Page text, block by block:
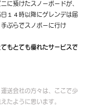
に預けたスノーボードが、
１４時以降にゲレンデは届
手ぶらでスノボーに行け
てもとても優れたサービスで
運送会社の方々は、ここで少
えたように思います。